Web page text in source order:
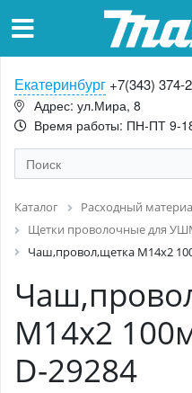
Екатеринбург +7(343) 374-
Адрес: ул.Мира, 8
Время работы: ПН-ПТ 9-
Каталог Расходный
Щетки проволочные для
Чаш,провол,щетка M14x2
M14x2
D-29284